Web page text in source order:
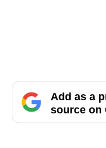
Add as a
source on